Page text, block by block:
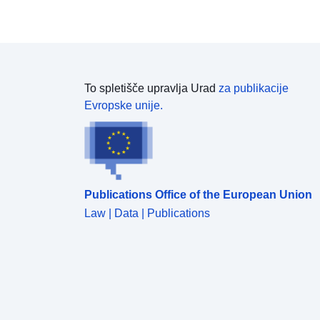
To spletišče upravlja Urad za publikacije
Evropske unije.
Publications Office of the European Union
Law | Data | Publications